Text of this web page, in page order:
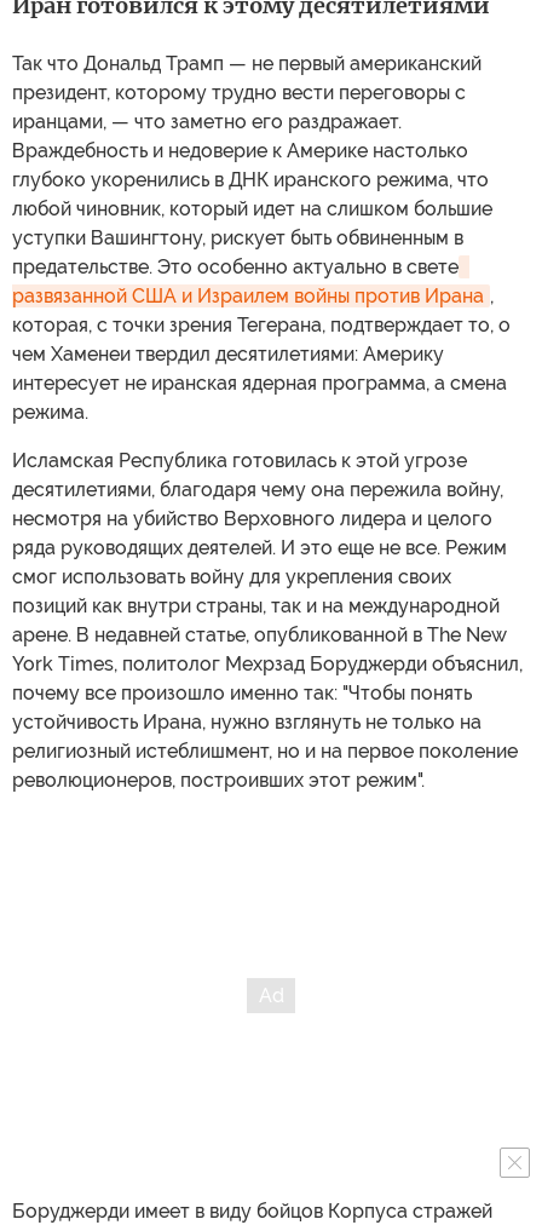
Иран готовился к этому десятилетиями
Так что Дональд Трамп — не первый американский
президент, которому трудно вести переговоры с
иранцами, — что заметно его раздражает.
Враждебность и недоверие к Америке настолько
глубоко укоренились в ДНК иранского режима, что
любой чиновник, который идет на слишком большие
уступки Вашингтону, рискует быть обвиненным в
предательстве. Это особенно актуально в свете
развязанной США и Израилем войны против Ирана ,
которая, с точки зрения Тегерана, подтверждает то, о
чем Хаменеи твердил десятилетиями: Америку
интересует не иранская ядерная программа, а смена
режима.
Исламская Республика готовилась к этой угрозе
десятилетиями, благодаря чему она пережила войну,
несмотря на убийство Верховного лидера и целого
ряда руководящих деятелей. И это еще не все. Режим
смог использовать войну для укрепления своих
позиций как внутри страны, так и на международной
арене. В недавней статье, опубликованной в The New
York Times, политолог Мехрзад Боруджерди объяснил,
почему все произошло именно так: "Чтобы понять
устойчивость Ирана, нужно взглянуть не только на
религиозный истеблишмент, но и на первое поколение
революционеров, построивших этот режим".
Боруджерди имеет в виду бойцов Корпуса стражей